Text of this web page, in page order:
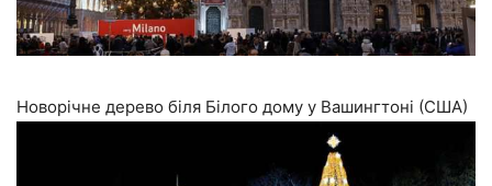
Новорічне дерево біля Білого дому у Вашингтоні (США)